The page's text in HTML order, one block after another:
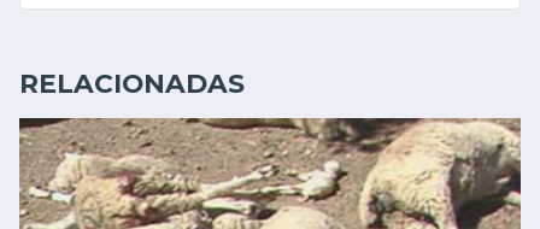
RELACIONADAS